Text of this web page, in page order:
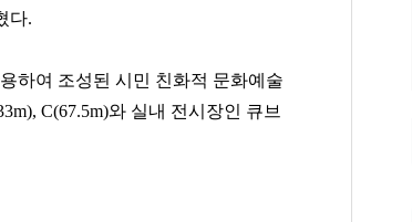
다.
하여 조성된 시민 친화적 문화예술
C(67.5m)와 실내 전시장인 큐브